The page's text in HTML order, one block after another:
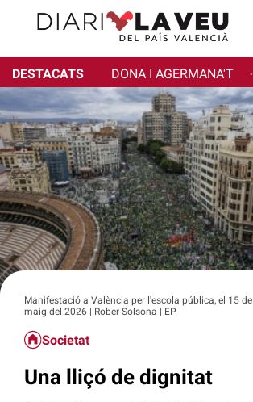
DESTACATS DONA I AGERMANA'T ·
Manifestació a València per l'escola pública, el 15 de
maig del 2026 | Rober Solsona | EP
Societat
Una lliçó de dignitat